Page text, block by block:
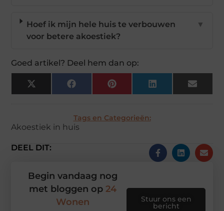
Hoef ik mijn hele huis te verbouwen
voor betere akoestiek?
▼
Goed artikel? Deel hem dan op:
X
(Twitter)
FacebookPinterestLinkedIn Email
Tags en Categorieën:
Akoestiek in huis
DEEL DIT:
Begin vandaag nog
met bloggen op 24
Wonen
Stuur ons een
bericht